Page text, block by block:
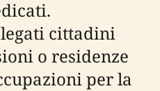
cittadini
o residenze
per la